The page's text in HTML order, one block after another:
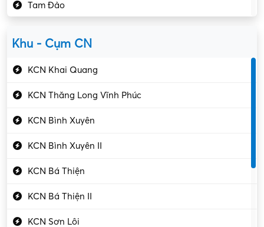
Kiểm soát chất lượng
Kỹ sư cơ khí
Kỹ sư điện
Kỹ thuật cao
Kỹ thuật mạng – IT
Làm bán thời gian
Lao động phổ thông
Lập trình – Phát triển
Luật – Công chứng
Tam Đảo
Khu - Cụm CN
KCN Khai Quang
KCN Thăng Long Vĩnh Phúc
KCN Bình Xuyên
KCN Bình Xuyên II
KCN Bá Thiện
KCN Bá Thiện II
KCN Sơn Lôi